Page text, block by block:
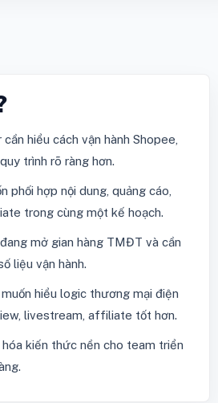
hiểu cách vận hành Shopee,
trình rõ ràng hơn.
phối hợp nội dung, quảng cáo,
trong cùng một kế hoạch.
mở gian hàng TMĐT và cần
liệu vận hành.
hiểu logic thương mại điện
livestream, affiliate tốt hơn.
kiến thức nền cho team triển